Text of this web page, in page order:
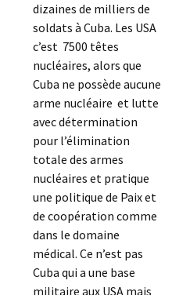
dizaines de milliers de
soldats à Cuba. Les USA
c’est 7500 têtes
nucléaires, alors que
Cuba ne possède aucune
arme nucléaire et lutte
avec détermination
pour l’élimination
totale des armes
nucléaires et pratique
une politique de Paix et
de coopération comme
dans le domaine
médical. Ce n’est pas
Cuba qui a une base
militaire aux USA mais